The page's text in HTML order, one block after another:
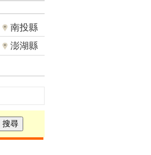
南投縣
澎湖縣